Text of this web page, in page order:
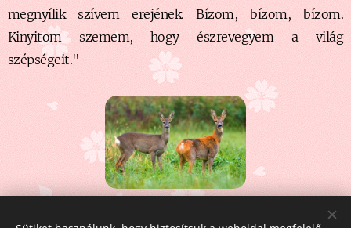
megnyílik szívem erejének. Bízom, bízom, bízom.
Kinyitom szemem, hogy észrevegyem a világ
szépségeit."
Share